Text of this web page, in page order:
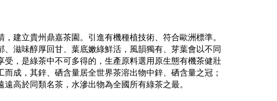
建立貴州鼎嘉茶園。引進有機種植技術、符合歐洲標準。
滋味醇厚回甘、葉底嫩綠鮮活，風韻獨有、芽葉會以不同
，是綠茶中不可多得的，生產原料選用原生態有機茶健壯
成，其鋅、硒含量居全世界茶溶出物中鋅、硒含量之冠；
高於同類名茶，水滲出物為全國所有綠茶之最。